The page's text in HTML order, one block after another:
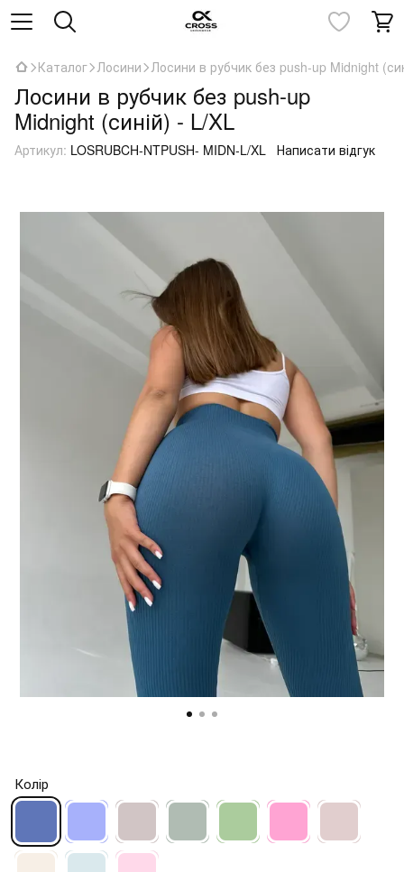
Каталог Лосини Лосини в рубчик без push-up Midnight
Лосини в рубчик без push-up
Midnight (синій) - L/XL
Артикул: LOSRUBCH-NTPUSH- MIDN-L/XL Написати відгук
Колір